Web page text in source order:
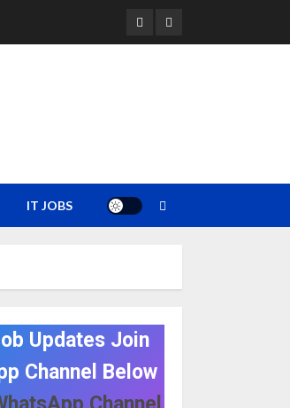
YouTubeWhatsapp
IT JOBS
Updates Join
Channel Below